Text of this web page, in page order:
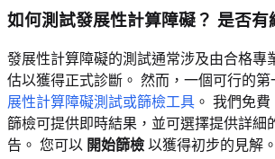
如何測試發展性計算障礙？ 是否有
發展性計算障礙的測試通常涉及由合格專
估以獲得正式診斷。 然而，一個可行的第
展性計算障礙測試或篩檢工具 。 我們免
篩檢可提供即時結果，並可選擇提供詳細
告。 您可以 開始篩檢 以獲得初步的見解。